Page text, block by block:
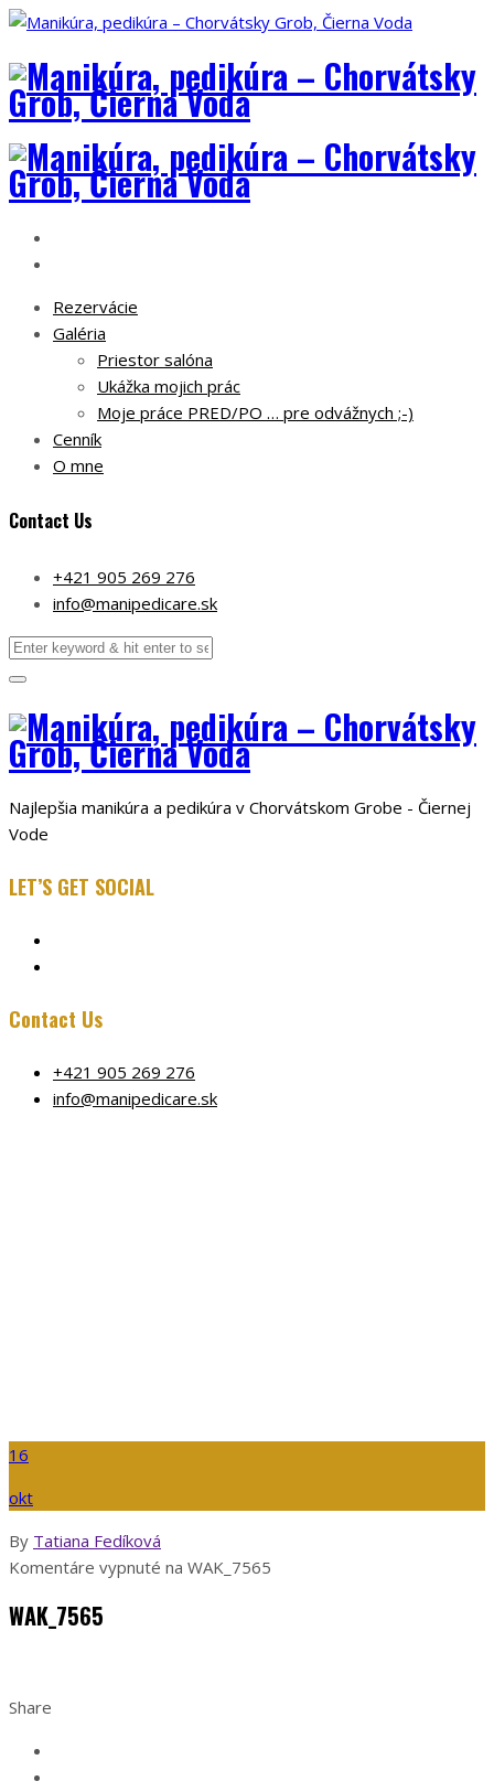
Rezervácie
Galéria
Priestor salóna
Ukážka mojich prác
Moje práce PRED/PO … pre odvážnych ;-)
Cenník
O mne
Contact Us
+421 905 269 276
info@manipedicare.sk
Najlepšia manikúra a pedikúra v Chorvátskom Grobe - Čiernej
Vode
LET’S GET SOCIAL
Contact Us
+421 905 269 276
info@manipedicare.sk
16
okt
By Tatiana Fedíková
Komentáre vypnuté na WAK_7565
WAK_7565
Share